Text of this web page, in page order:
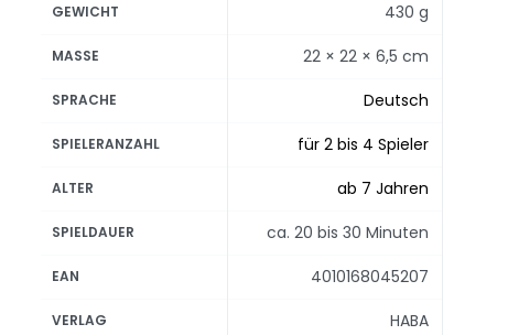
GEWICHT 430 g
MASSE 22 × 22 × 6,5 cm
SPRACHE Deutsch
SPIELERANZAHL für 2 bis 4 Spieler
ALTER ab 7 Jahren
SPIELDAUER ca. 20 bis 30 Minuten
EAN 4010168045207
VERLAG HABA